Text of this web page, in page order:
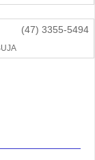
(47) 3355-5494